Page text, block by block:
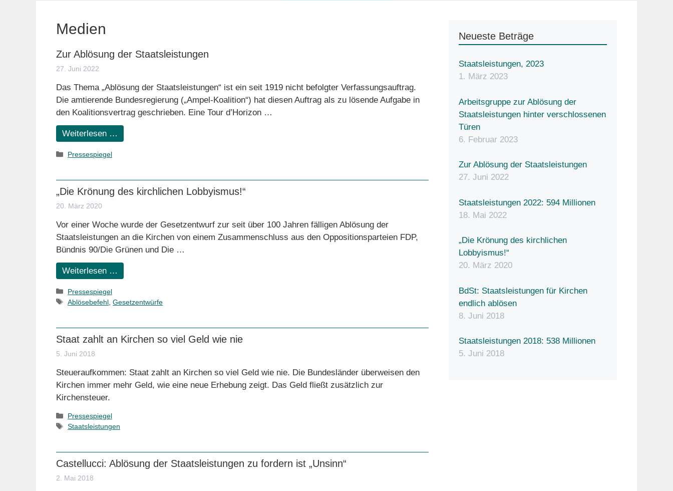
Medien
Zur Ablösung der Staatsleistungen
27. Juni 2022
Das Thema „Ablösung der Staatsleistungen“ ist ein seit 1919 nicht befolgter Verfassungsauftrag.
Die amtierende Bundesregierung („Ampel-Koalition“) hat diesen Auftrag als zu lösende Aufgabe in
den Koalitionsvertrag geschrieben. Eine Tour d’Horizon …
Weiterlesen …
Kategorien
Pressespiegel
„Die Krönung des kirchlichen Lobbyismus!“
20. März 2020
Vor einer Woche wurde der Gesetzentwurf zur seit über 100 Jahren fälligen Ablösung der
Staatsleistungen an die Kirchen von einem Zusammenschluss aus den Oppositionsparteien FDP,
Bündnis 90/Die Grünen und Die …
Weiterlesen …
Kategorien
Pressespiegel
Schlagwörter
Ablösebefehl ,Gesetzentwürfe
Staat zahlt an Kirchen so viel Geld wie nie
5. Juni 2018
Steueraufkommen: Staat zahlt an Kirchen so viel Geld wie nie. Die Bundesländer überweisen den
Kirchen immer mehr Geld, wie eine neue Erhebung zeigt. Das Geld fließt zusätzlich zur
Kirchensteuer.
Kategorien
Pressespiegel
Schlagwörter
Staatsleistungen
Castellucci: Ablösung der Staatsleistungen zu fordern ist „Unsinn“
2. Mai 2018
Neueste Beträge
Staatsleistungen, 2023
1. März 2023
Arbeitsgruppe zur Ablösung der
Staatsleistungen hinter verschlossenen
Türen
6. Februar 2023
Zur Ablösung der Staatsleistungen
27. Juni 2022
Staatsleistungen 2022: 594 Millionen
18. Mai 2022
„Die Krönung des kirchlichen
Lobbyismus!“
20. März 2020
BdSt: Staatsleistungen für Kirchen
endlich ablösen
8. Juni 2018
Staatsleistungen 2018: 538 Millionen
5. Juni 2018